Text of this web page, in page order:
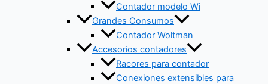
Contador modelo Wi
Grandes Consumos
Contador Woltman
Accesorios contadores
Racores para contador
Conexiones extensibles para